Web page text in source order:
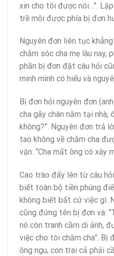
xin cho tôi được nói…”.
trề môi được phía bị đơn
Nguyên đơn liên tục
chăm sóc cha mẹ lâu nay,
phần bị đơn đặt câu hỏi
minh mình có hiếu và
Bị đơn hỏi nguyên đơn
cha gãy chân nằm tại nhà,
không?”. Nguyên đơn trả
tao không về chăm cha
vặn: “Cha mất ông có xây
Cao trào đẩy lên từ câu
biết toàn bộ tiền phúng
không biết bất cứ việc gì.
cũng đứng tên bị đơn và:
nó còn tranh cầm di ảnh,
việc cho tôi chăm cha”. Bị
ông ngu, con trai cả phải